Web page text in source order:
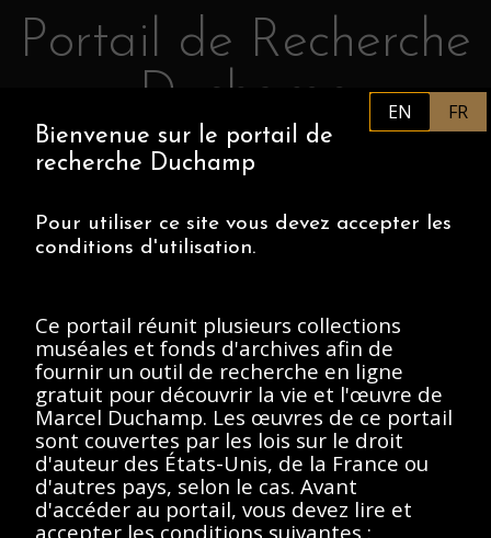
Retourner au contenu principal
Portail de Recherche
Duchamp
PHILADELPHIA MUSEUM OF
ART
Archives Marcel
Duchamp, 1912-
Present
Contenus Description
EN FR
Bienvenue sur le portail de
recherche Duchamp
Pour utiliser ce site vous devez accepter les
conditions d'utilisation.
Ce portail réunit plusieurs collections
muséales et fonds d'archives afin de
fournir un outil de recherche en ligne
gratuit pour découvrir la vie et l'œuvre de
Marcel Duchamp. Les œuvres de ce portail
sont couvertes par les lois sur le droit
d'auteur des États-Unis, de la France ou
d'autres pays, selon le cas. Avant
d'accéder au portail, vous devez lire et
accepter les conditions suivantes :